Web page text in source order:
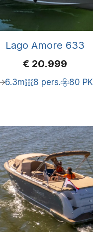
Lago Amore 633
€ 20.999
6.3m 8 pers. 80 PK